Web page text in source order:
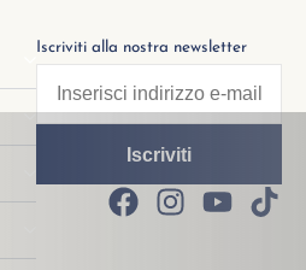
Iscriviti alla nostra newsletter